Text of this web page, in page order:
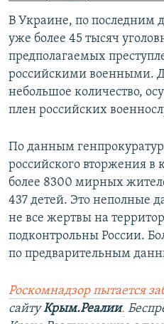
В Украине, по последним
уже более 45 тысяч
предполагаемых
российскими военными.
небольшое количество,
плен российских
По данным
российского вторжения в
более 8300 мирных
437 детей. Это неполные
не все жертвы на
подконтрольны России.
по предварительным
Роскомнадзор пытается
сайтуКрым.Реалии.